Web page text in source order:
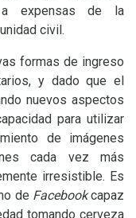
a expensas de la
civil.
formas de ingreso
y dado que el
nuevos aspectos
para utilizar
de imágenes
cada vez más
irresistible. Es
de Facebookcapaz
tomando cerveza